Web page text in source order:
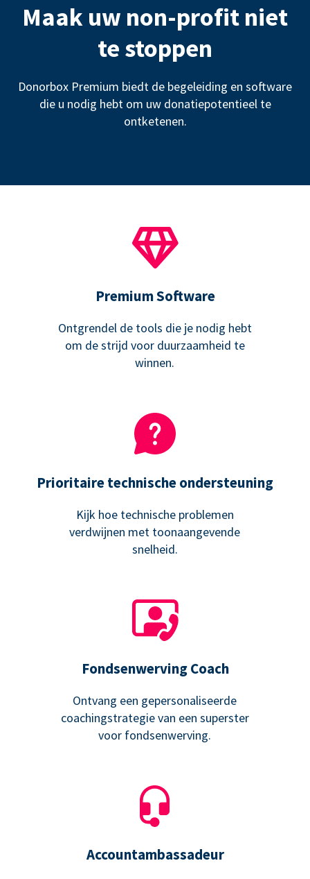
Maak uw non-profit niet
te stoppen
Donorbox Premium biedt de begeleiding en software
die u nodig hebt om uw donatiepotentieel te
ontketenen.
Premium Software
Ontgrendel de tools die je nodig hebt
om de strijd voor duurzaamheid te
winnen.
Prioritaire technische ondersteuning
Kijk hoe technische problemen
verdwijnen met toonaangevende
snelheid.
Fondsenwerving Coach
Ontvang een gepersonaliseerde
coachingstrategie van een superster
voor fondsenwerving.
Accountambassadeur